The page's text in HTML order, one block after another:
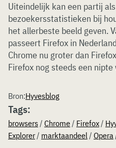
Uiteindelijk kan een partij
bezoekersstatistieken bij
het allerbeste beeld geven.
passeert Firefox in
Chrome nu groter dan
Firefox nog steeds een nipte
Bron:Hyvesblog
Tags:
browsers/ Chrome/ Firefox/
Explorer/ marktaandeel/ Opera